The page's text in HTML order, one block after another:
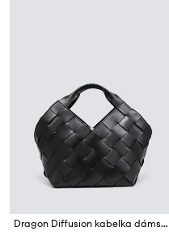
Dragon Diffusion kabelka dámska kožená